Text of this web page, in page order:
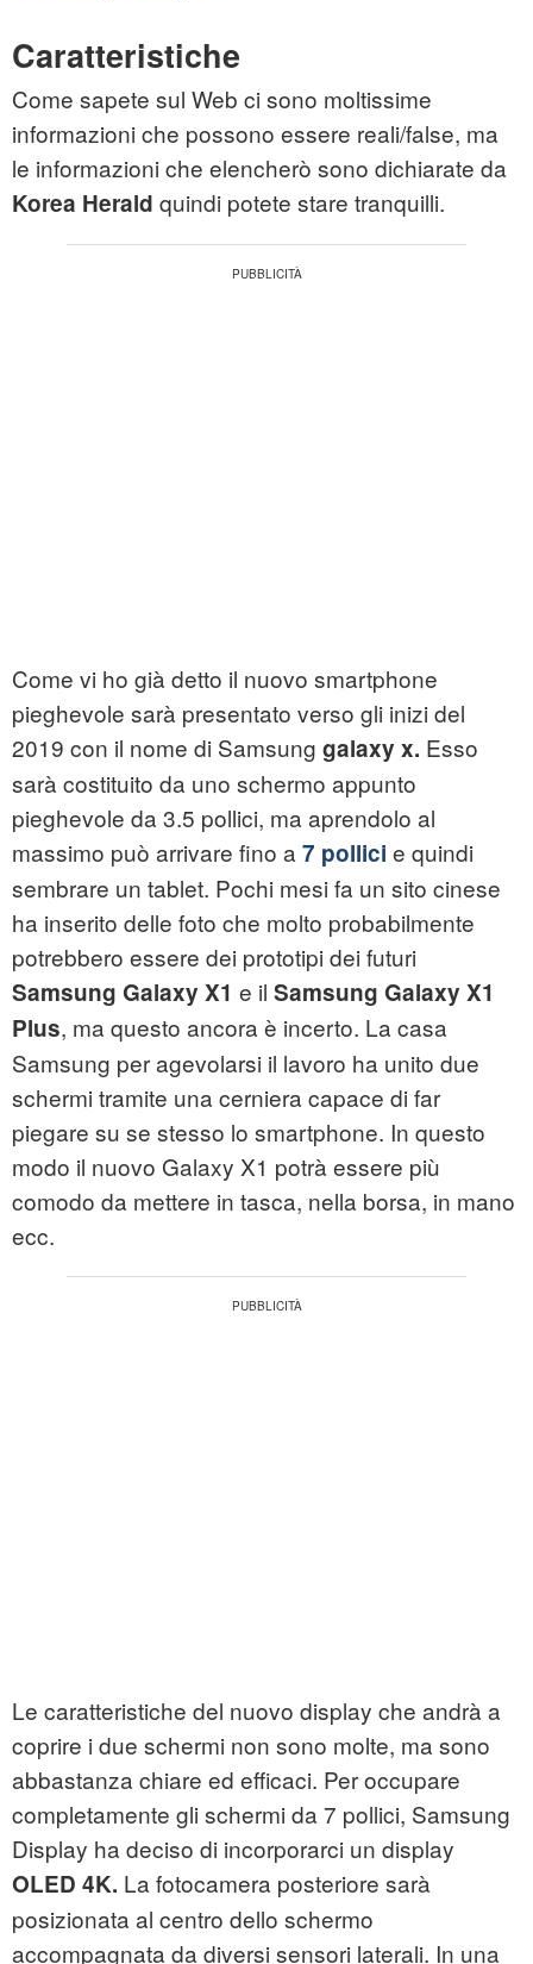
Caratteristiche
Come sapete sul Web ci sono moltissime
informazioni che possono essere reali/false, ma
le informazioni che elencherò sono dichiarate da
Korea Herald quindi potete stare tranquilli.
Come vi ho già detto il nuovo smartphone
pieghevole sarà presentato verso gli inizi del
2019 con il nome di Samsung galaxy x. Esso
sarà costituito da uno schermo appunto
pieghevole da 3.5 pollici, ma aprendolo al
massimo può arrivare fino a 7 pollici e quindi
sembrare un tablet. Pochi mesi fa un sito cinese
ha inserito delle foto che molto probabilmente
potrebbero essere dei prototipi dei futuri
Samsung Galaxy X1 e il Samsung Galaxy X1
Plus, ma questo ancora è incerto. La casa
Samsung per agevolarsi il lavoro ha unito due
schermi tramite una cerniera capace di far
piegare su se stesso lo smartphone. In questo
modo il nuovo Galaxy X1 potrà essere più
comodo da mettere in tasca, nella borsa, in mano
ecc.
Le caratteristiche del nuovo display che andrà a
coprire i due schermi non sono molte, ma sono
abbastanza chiare ed efficaci. Per occupare
completamente gli schermi da 7 pollici, Samsung
Display ha deciso di incorporarci un display
OLED 4K. La fotocamera posteriore sarà
posizionata al centro dello schermo
accompagnata da diversi sensori laterali. In una